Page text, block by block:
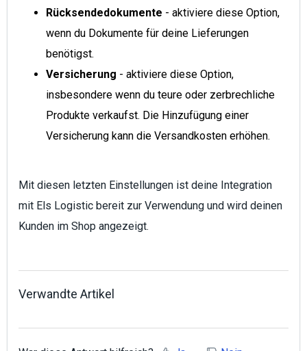
Rücksendedokumente - aktiviere diese Option,
wenn du Dokumente für deine Lieferungen
benötigst.
Versicherung - aktiviere diese Option,
insbesondere wenn du teure oder zerbrechliche
Produkte verkaufst. Die Hinzufügung einer
Versicherung kann die Versandkosten erhöhen.
Mit diesen letzten Einstellungen ist deine Integration
mit Els Logistic bereit zur Verwendung und wird deinen
Kunden im Shop angezeigt.
Verwandte Artikel